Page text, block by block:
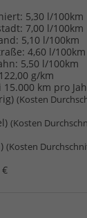
5,30 l/100km
7,00 l/100km
5,10 l/100km
4,60 l/100km
5,50 l/100km
122,00 g/km
km pro
(Kosten
(Kosten
(Kosten
€